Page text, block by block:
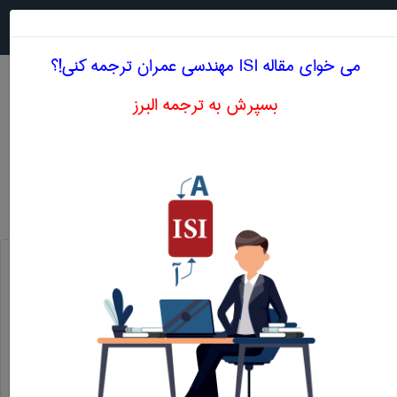
معادل انگلیسی برخورد کشسان
مهندسی عمران
برخورد کشسان
می خوای مقاله ISI مهندسی عمران ترجمه کنی!؟
بسپرش به ترجمه البرز